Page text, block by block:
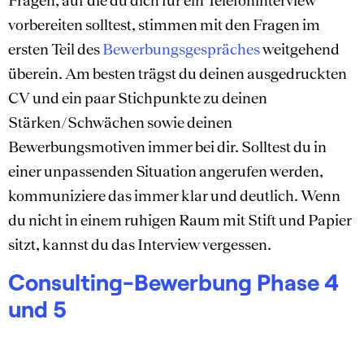
vorbereiten solltest, stimmen mit den Fragen im
ersten Teil desBewerbungsgesprächesweitgehend
überein. Am besten trägst du deinen ausgedruckten
CV und ein paar Stichpunkte zu deinen
Stärken/Schwächen sowie deinen
Bewerbungsmotiven immer bei dir. Solltest du in
einer unpassenden Situation angerufen werden,
kommuniziere das immer klar und deutlich. Wenn
du nicht in einem ruhigen Raum mit Stift und Papier
sitzt, kannst du das Interview vergessen.
Consulting-Bewerbung Phase 4
und 5